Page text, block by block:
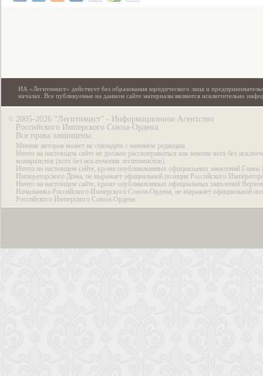
ИА «Легитимист» действует без образования юридического лица и
началах. Все публикуемые на данном сайте материалы являются исключительно
© 2005-2026 “Легитимист” - Информационное Агентство
Российского Имперского Союза-Ордена.
Все права защищены.
Мнение авторов может не совпадать с мнением редакции.
Ничто на настоящем сайте не должно рассматриваться как мнение всех без
монархистов (всех без исключения легитимистов).
Ничто на настоящем сайте, кроме опубликованных официальных заявлений Главы
Императорского Дома, не выражает официальной позиции Российского
Ничто на настоящем сайте, кроме опубликованных официальных заявлений
Начальника Российского Имперского Союза-Ордена, не выражает официальной
Российского Имперского Союза-Ордена.